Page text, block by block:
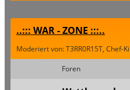
..::: WAR - ZONE :::..
Moderiert von: T3RR0R15T, Chef-
Foren